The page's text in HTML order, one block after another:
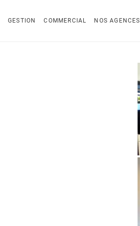
GESTION COMMERCIAL NOS AGENCES